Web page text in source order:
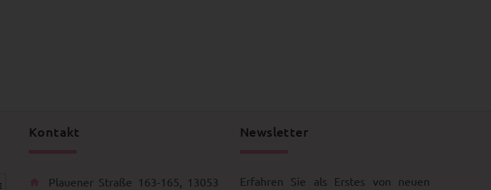
Kontakt
Plauener Straße 163-165, 13053
Newsletter
Erfahren Sie als Erstes von neuen